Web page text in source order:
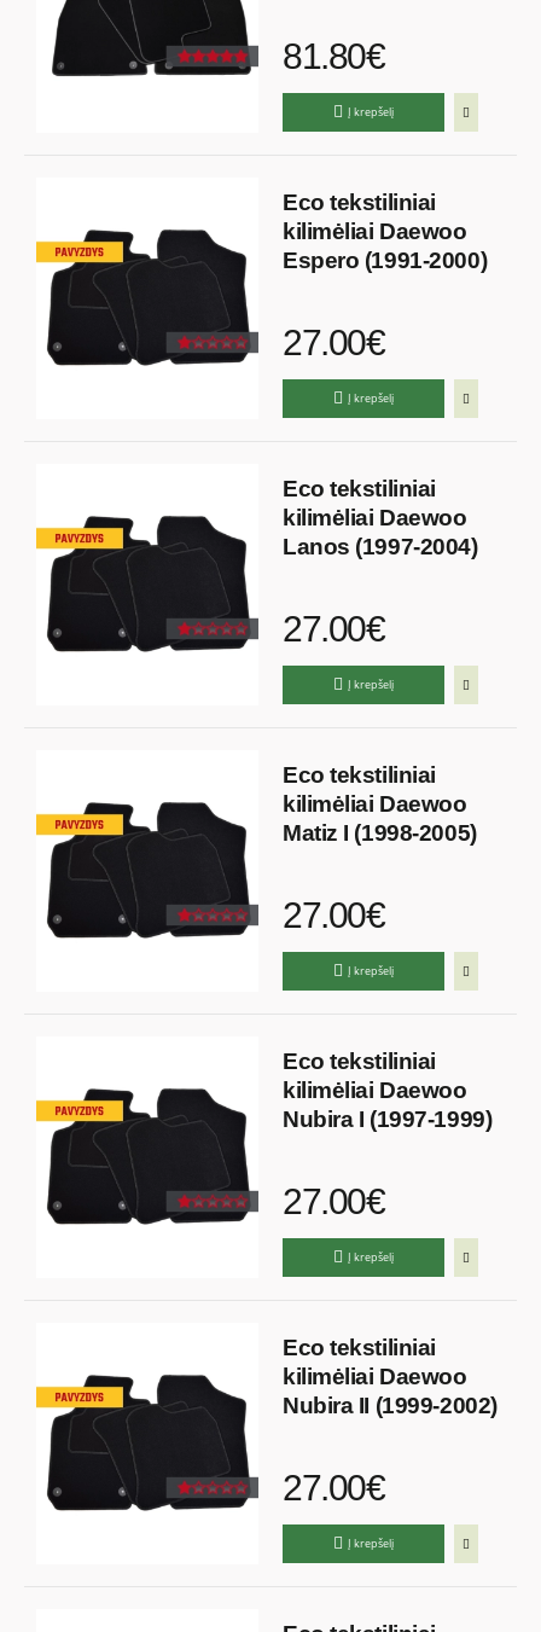
81.80€
Į krepšelį
Eco tekstiliniai
kilimėliai Daewoo
Espero (1991-2000)
27.00€
Į krepšelį
Eco tekstiliniai
kilimėliai Daewoo
Lanos (1997-2004)
27.00€
Į krepšelį
Eco tekstiliniai
kilimėliai Daewoo
Matiz I (1998-2005)
27.00€
Į krepšelį
Eco tekstiliniai
kilimėliai Daewoo
Nubira I (1997-1999)
27.00€
Į krepšelį
Eco tekstiliniai
kilimėliai Daewoo
Nubira II (1999-2002)
27.00€
Į krepšelį